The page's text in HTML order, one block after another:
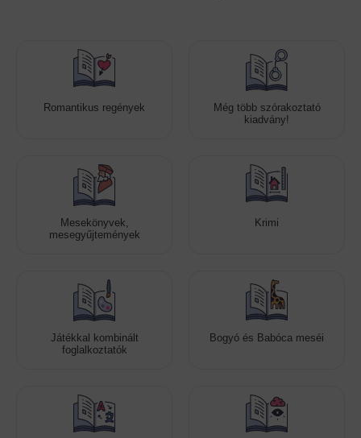
Romantikus regények
Még több szórakoztató
kiadvány!
Mesekönyvek,
mesegyűjtemények
Krimi
Játékkal kombinált
foglalkoztatók
Bogyó és Babóca meséi